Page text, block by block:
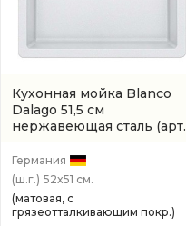
Кухонная мойка Blanco
Dalago 51,5 см
нержавеющая сталь (арт.
Германия
(ш.г.) 52x51 см.
(матовая, с
грязеотталкивающим покр.)